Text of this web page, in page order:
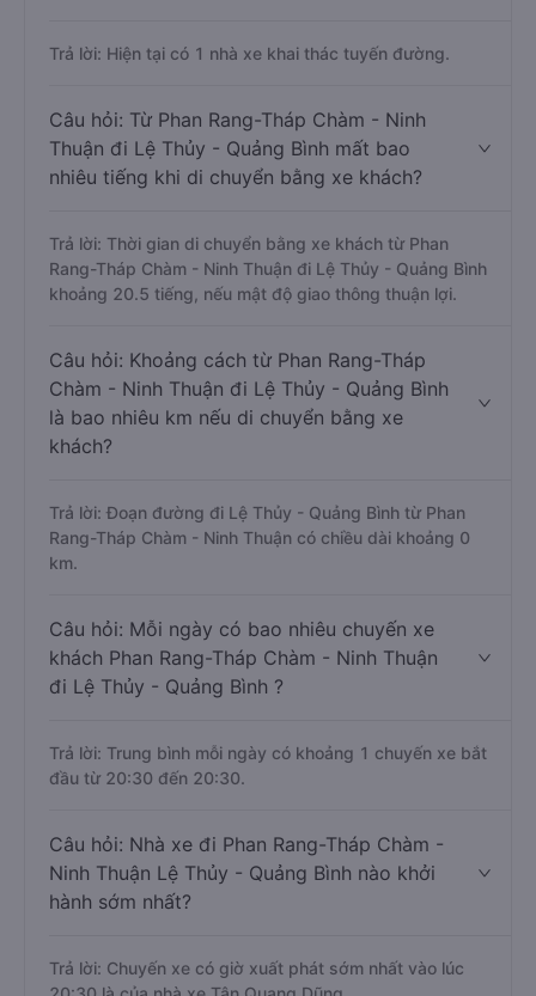
Trả lời: Hiện tại có 1 nhà xe khai thác tuyến đường.
Câu hỏi: Từ Phan Rang-Tháp Chàm - Ninh
Thuận đi Lệ Thủy - Quảng Bình mất bao
nhiêu tiếng khi di chuyển bằng xe khách?
Trả lời: Thời gian di chuyển bằng xe khách từ Phan
Rang-Tháp Chàm - Ninh Thuận đi Lệ Thủy - Quảng Bình
khoảng 20.5 tiếng, nếu mật độ giao thông thuận lợi.
Câu hỏi: Khoảng cách từ Phan Rang-Tháp
Chàm - Ninh Thuận đi Lệ Thủy - Quảng Bình
là bao nhiêu km nếu di chuyển bằng xe
khách?
Trả lời: Đoạn đường đi Lệ Thủy - Quảng Bình từ Phan
Rang-Tháp Chàm - Ninh Thuận có chiều dài khoảng 0
km.
Câu hỏi: Mỗi ngày có bao nhiêu chuyến xe
khách Phan Rang-Tháp Chàm - Ninh Thuận
đi Lệ Thủy - Quảng Bình ?
Trả lời: Trung bình mỗi ngày có khoảng 1 chuyến xe bắt
đầu từ 20:30 đến 20:30.
Câu hỏi: Nhà xe đi Phan Rang-Tháp Chàm -
Ninh Thuận Lệ Thủy - Quảng Bình nào khởi
hành sớm nhất?
Trả lời: Chuyến xe có giờ xuất phát sớm nhất vào lúc